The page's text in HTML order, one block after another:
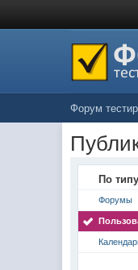
Форум
По
Форумы